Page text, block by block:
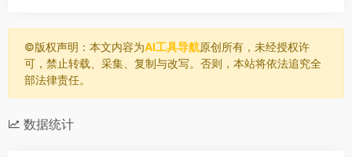
©️版权声明：本文内容为AI工具导航原创所有，未经授权许
可，禁止转载、采集、复制与改写。否则，本站将依法追究全
部法律责任。
数据统计